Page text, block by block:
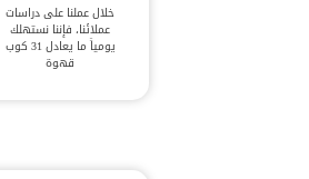
خلال عملنا على دراسات
عملائنا، فإننا نستهلك
يومياً ما يعادل 31 كوب
قهوة